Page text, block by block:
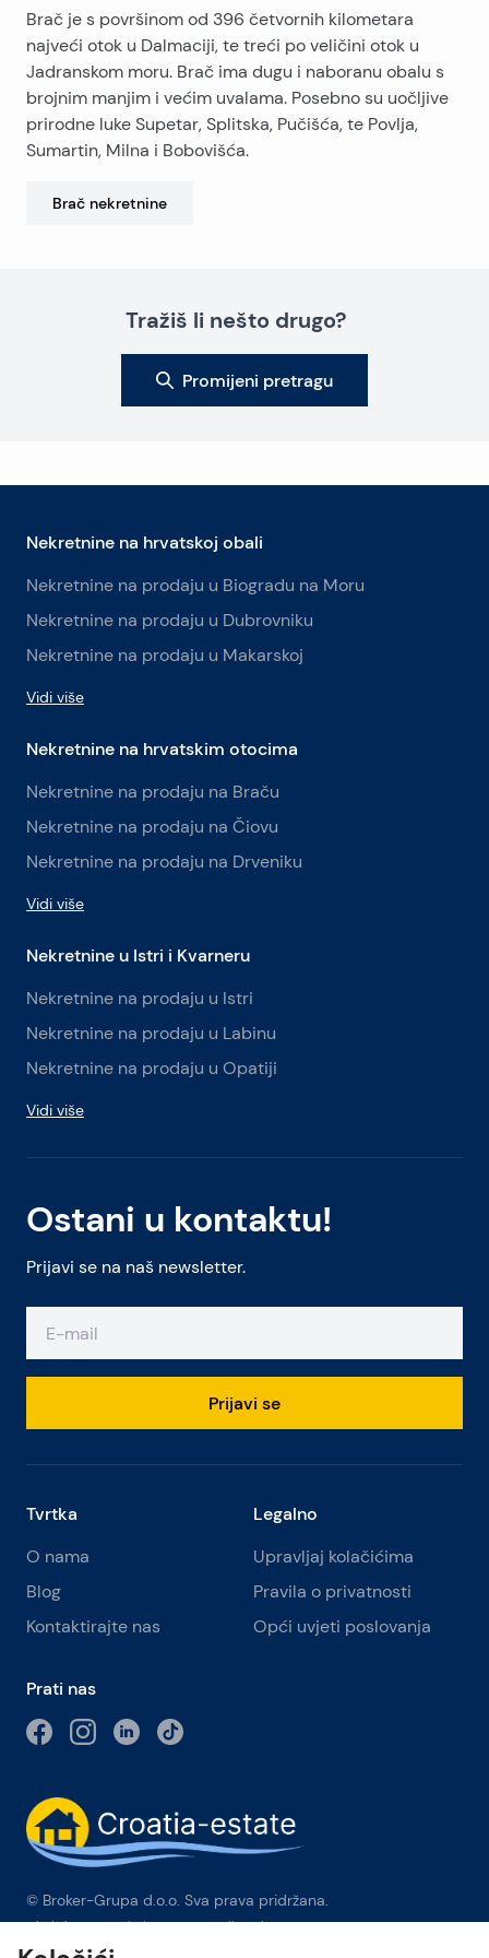
Brač je s površinom od 396 četvornih kilometara
najveći otok u Dalmaciji, te treći po veličini otok u
Jadranskom moru. Brač ima dugu i naboranu obalu s
brojnim manjim i većim uvalama. Posebno su uočljive
prirodne luke Supetar, Splitska, Pučišća, te Povlja,
Sumartin, Milna i Bobovišća.
Brač nekretnine
Tražiš li nešto drugo?
Promijeni pretragu
Ostani u kontaktu!
Prijavi se na naš newsletter.
Prijavi se
Nekretnine na hrvatskoj obali
Nekretnine na prodaju u Biogradu na Moru
Nekretnine na prodaju u Dubrovniku
Nekretnine na prodaju u Makarskoj
Vidi više
Nekretnine na hrvatskim otocima
Nekretnine na prodaju na Braču
Nekretnine na prodaju na Čiovu
Nekretnine na prodaju na Drveniku
Vidi više
Nekretnine u Istri i Kvarneru
Nekretnine na prodaju u Istri
Nekretnine na prodaju u Labinu
Nekretnine na prodaju u Opatiji
Vidi više
Tvrtka
O nama
Blog
Kontaktirajte nas
Legalno
Upravljaj kolačićima
Pravila o privatnosti
Opći uvjeti poslovanja
Prati nas
© Broker-Grupa d.o.o. Sva prava pridržana.
Obala kneza Branimira 1, 21000 Split-Phone: +385 98 384 007